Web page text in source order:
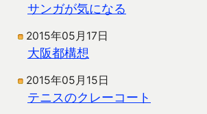
サンガが気になる
2015年05月17日
大阪都構想
2015年05月15日
テニスのクレーコート